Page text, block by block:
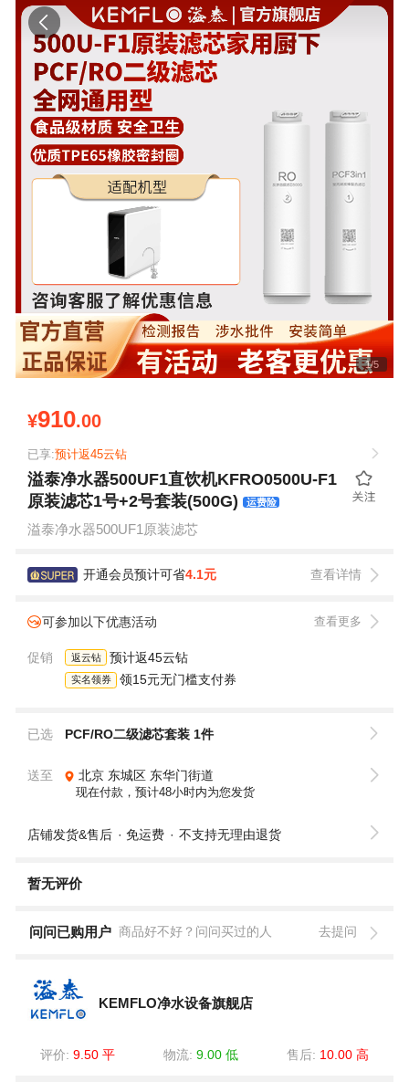
1/5
¥910.00
已享:预计返45云钻
溢泰净水器500UF1直饮机KFRO0500U-F1
原装滤芯1号+2号套装(500G) 运费险
溢泰净水器500UF1原装滤芯
开通会员预计可省4.1元 查看详情
可参加以下优惠活动 查看更多
促销 返云钻 预计返45云钻
实名领券 领15元无门槛支付券
已选 PCF/RO二级滤芯套装 1件
送至 北京 东城区 东华门街道
现在付款，预计48小时内为您发货
店铺发货&售后 免运费 不支持无理由退货
暂无评价
问问已购用户 商品好不好？问问买过的人 去提问
KEMFLO净水设备旗舰店
评价: 9.50 平 物流: 9.00 低 售后: 10.00 高